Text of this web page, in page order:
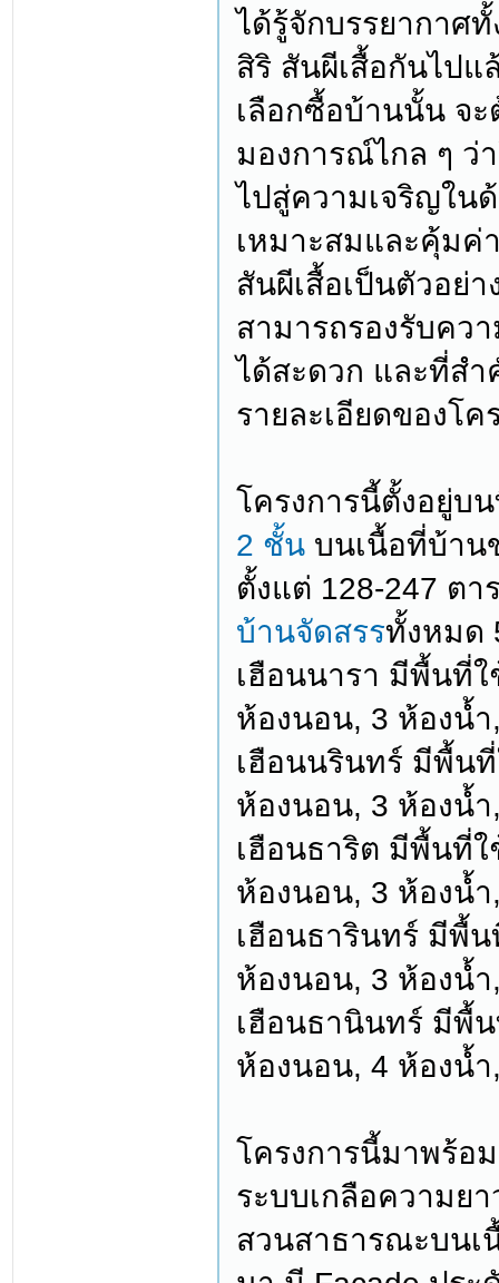
ได้รู้จักบรรยากาศ
สิริ สันผีเสื้อกันไปแ
เลือกซื้อบ้านนั้น จ
มองการณ์ไกล ๆ ว่
ไปสู่ความเจริญใน
เหมาะสมและคุ้มค่
สันผีเสื้อเป็นตัวอย่
สามารถรองรับคว
ได้สะดวก และที่ส
รายละเอียดของโ
โครงการนี้ตั้งอยู่บ
2 ชั้น บนเนื้อที่บ้าน
ตั้งแต่ 128-247 ต
บ้านจัดสรรทั้งหมด
เฮือนนารา มีพื้นที่
ห้องนอน, 3 ห้องน้ำ
เฮือนนรินทร์ มีพื้น
ห้องนอน, 3 ห้องน้ำ
เฮือนธาริต มีพื้นที่
ห้องนอน, 3 ห้องน้ำ
เฮือนธารินทร์ มีพื้
ห้องนอน, 3 ห้องน้ำ
เฮือนธานินทร์ มีพื้
ห้องนอน, 4 ห้องน้ำ
โครงการนี้มาพร้อ
ระบบเกลือความย
สวนสาธารณะบนเ